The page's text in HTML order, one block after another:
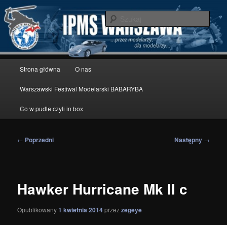
Przeskocz
do
tekstu
IPMS Warszawa
modelarstwo redukcyjne
Strona główna O nas
Warszawski Festiwal Modelarski BABARYBA
Co w pudle czyli in box
Nawigacja
← Poprzedni Następny →
Hawker Hurricane Mk II c
Opublikowany1 kwietnia 2014przezzegeye